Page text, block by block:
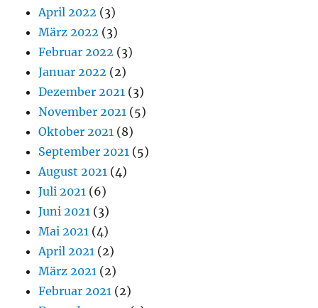
April 2022 (3)
März 2022 (3)
Februar 2022 (3)
Januar 2022 (2)
Dezember 2021 (3)
November 2021 (5)
Oktober 2021 (8)
September 2021 (5)
August 2021 (4)
Juli 2021 (6)
Juni 2021 (3)
Mai 2021 (4)
April 2021 (2)
März 2021 (2)
Februar 2021 (2)